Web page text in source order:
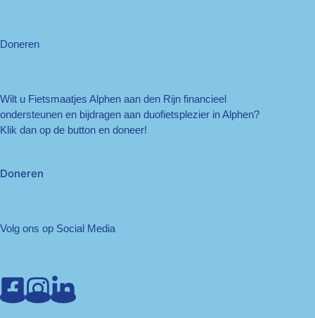
Doneren
Wilt u Fietsmaatjes Alphen aan den Rijn financieel
ondersteunen en bijdragen aan duofietsplezier in Alphen?
Klik dan op de button en doneer!
Doneren
Volg ons op Social Media